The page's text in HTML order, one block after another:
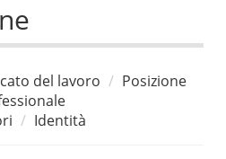
del lavoro
Posizione
Identità